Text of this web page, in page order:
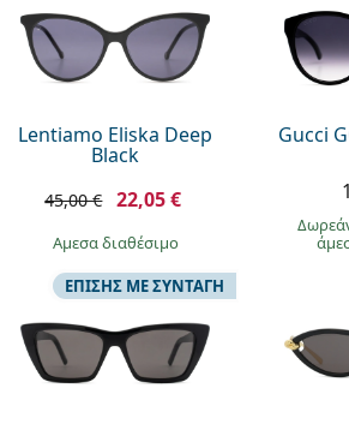
Lentiamo Eliska Deep
Black
45,00 € 22,05 €
άμεσα διαθέσιμο
Gucci
ΕΠΊΣΗΣ ΜΕ ΣΥΝΤΑΓΉ